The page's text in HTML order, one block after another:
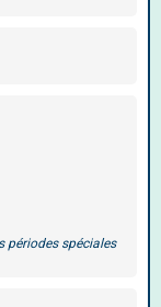
périodes spéciales